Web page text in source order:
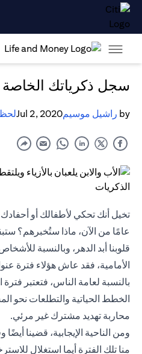
سجل ذكرياتك
by راشيل موسيمJul 2, 2020
عامًا من الآن، ماذا ستُخبرهم؟
قلوبنا أبد الدهر، وبالنسبة
الأمامية، فقد عاش هؤلاء فترة
بالنسبة لعامة الناس، فتعتبر فترة
الخطط الحياتية والتطلعات نحو
محاربة تهديد مشترك غير مرئي.
ومن الناحية الإيجابية، قضينا أيضًا
منا تلك الفترة أيما استغلال